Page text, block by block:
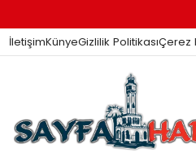
İletişimKünyeGizlilik PolitikasıÇerez